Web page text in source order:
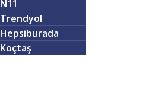
N11
Trendyol
Hepsiburada
Koçtaş